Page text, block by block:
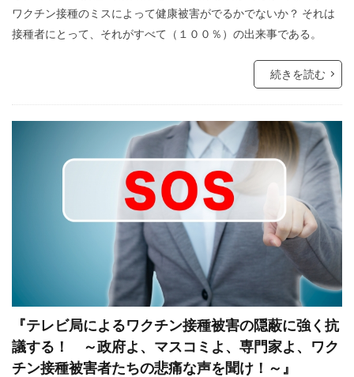
ワクチン接種のミスによって健康被害がでるかでないか？ それは
接種者にとって、それがすべて（１００％）の出来事である。
続きを読む
『テレビ局によるワクチン接種被害の隠蔽に強く抗
議する！ ～政府よ、マスコミよ、専門家よ、ワク
チン接種被害者たちの悲痛な声を聞け！～』
スパムコメント
ジャーナリズム
コオロギ
サル痘
ゴキブリ
コロナ飲み薬
コロナワクチン接種
コロナウイルスの正体
コミュニティノート
コシヒカリ
ウィリアム・シェイクスピア
イルミナティ
ダニエル・エスチューリン
IHR改訂
RIIA
P2メーソンリー
P2
NATO
LGBT理解増進法
LGBT
KGB
JAL123便墜落事故
IMF
IHR改正案
IDカード GHQ
DEW
CO²犯人説 COVID-19
CIA
CFR
CCP SARS-CoV-2
The Liberty
イベルメクチン
アダム・ヴァイスハウプト